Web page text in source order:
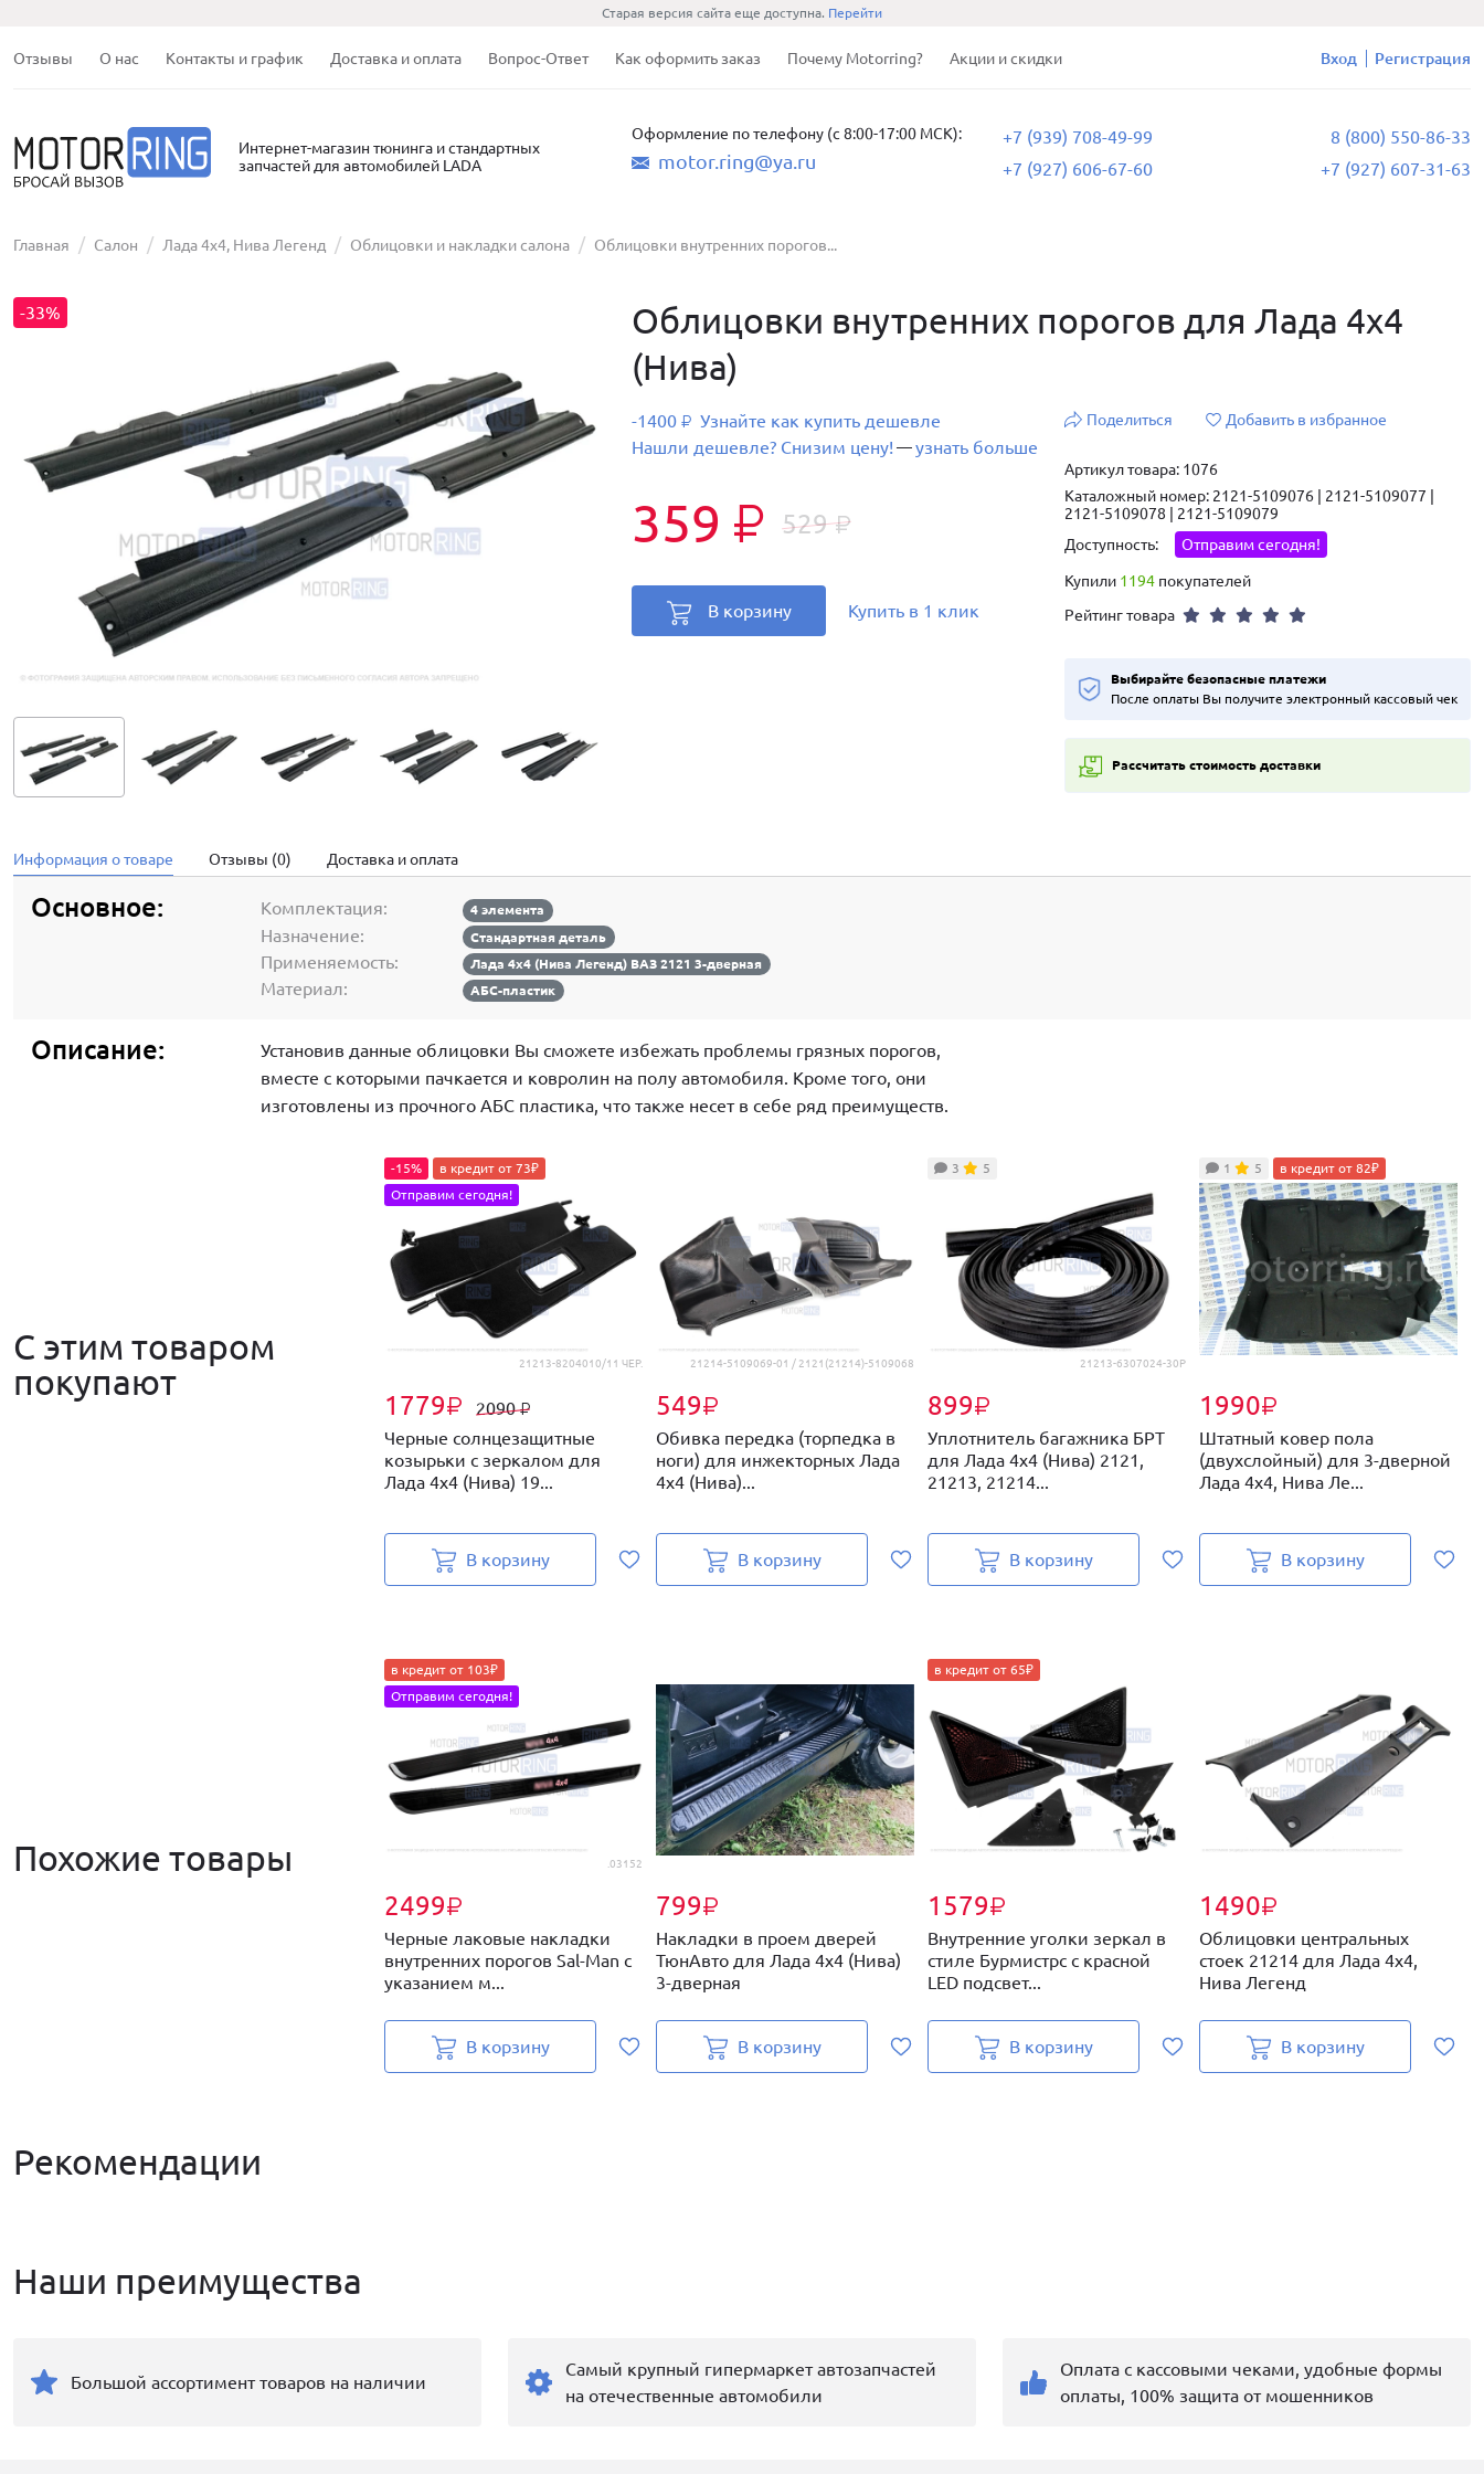
Старая версия сайта еще доступна. Перейти
Отзывы О нас Контакты и график Доставка и оплата Вопрос-Ответ Как оформить заказ Почему Motorring? Акции и скидки Вход Регистрация
Интернет-магазин тюнинга и стандартных
запчастей для автомобилей LADA
Оформление по телефону (с 8:00-17:00 МСК):
motor.ring@ya.ru
+7 (939) 708-49-99
+7 (927) 606-67-60
8 (800) 550-86-33
+7 (927) 607-31-63
Главная Салон Лада 4х4, Нива Легенд Облицовки и накладки салона Облицовки внутренних порогов...
-33%
Облицовки внутренних порогов для Лада 4х4
(Нива)
-1400 ₽ Узнайте как купить дешевле
Нашли дешевле? Снизим цену! —узнать больше
359 ₽ 529₽
В корзину Купить в 1 клик
Поделиться Добавить в избранное
Артикул товара: 1076
Каталожный номер: 2121-5109076 | 2121-5109077 |
2121-5109078 | 2121-5109079
Доступность:
Отправим сегодня!
Купили 1194 покупателей
Рейтинг товара
Выбирайте безопасные платежи
После оплаты Вы получите электронный кассовый чек
Рассчитать стоимость доставки
Информация о товаре Отзывы (0) Доставка и оплата
Основное: Комплектация: 4 элемента
Назначение: Стандартная деталь
Применяемость: Лада 4х4 (Нива Легенд) ВАЗ 2121 3-дверная
Материал: АБС-пластик
Описание:
Установив данные облицовки Вы сможете избежать проблемы грязных порогов,
вместе с которыми пачкается и ковролин на полу автомобиля. Кроме того, они
изготовлены из прочного АБС пластика, что также несет в себе ряд преимуществ.
С этим товаром
покупают
21213-8204010/11 ЧЕР.
1779₽ 2090₽
-15%
в кредит от 73₽
Отправим сегодня!
Черные солнцезащитные
козырьки с зеркалом для
Лада 4х4 (Нива) 19...
В корзину
21214-5109069-01 / 2121(21214)-5109068
549₽
Обивка передка (торпедка в
ноги) для инжекторных Лада
4х4 (Нива)...
В корзину
21213-6307024-30Р
899₽
3 5
Уплотнитель багажника БРТ
для Лада 4х4 (Нива) 2121,
21213, 21214...
В корзину
1990₽
1 5 в кредит от 82₽
Штатный ковер пола
(двухслойный) для 3-дверной
Лада 4х4, Нива Ле...
В корзину
Похожие товары .03152
2499₽
в кредит от 103₽
Отправим сегодня!
Черные лаковые накладки
внутренних порогов Sal-Man с
указанием м...
В корзину
799₽
Накладки в проем дверей
ТюнАвто для Лада 4х4 (Нива)
3-дверная
В корзину
1579₽
в кредит от 65₽
Внутренние уголки зеркал в
стиле Бурмистрс с красной
LED подсвет...
В корзину
1490₽
Облицовки центральных
стоек 21214 для Лада 4х4,
Нива Легенд
В корзину
Рекомендации
Наши преимущества
Большой ассортимент товаров на наличии
Самый крупный гипермаркет автозапчастей
на отечественные автомобили
Оплата с кассовыми чеками, удобные формы
оплаты, 100% защита от мошенников